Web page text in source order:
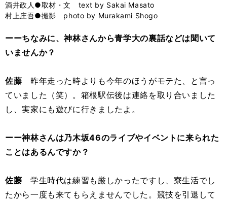
バ
酒井政人●取材・文 text by Sakai Masato
村上庄吾●撮影 photo by Murakami Shogo
ーーちなみに、神林さんから青学大の裏話などは聞いて
いませんか？
佐藤 昨年走った時よりも今年のほうがモテた、と言っ
ていました（笑）。箱根駅伝後は連絡を取り合いました
し、実家にも遊びに行きましたよ。
ーー神林さんは乃木坂46のライブやイベントに来られた
ことはあるんですか？
佐藤 学生時代は練習も厳しかったですし、寮生活でし
たから一度も来てもらえませんでした。競技を引退して